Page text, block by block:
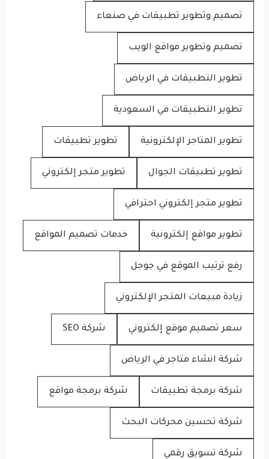
تصميم وتطوير تطبيقات في صنعاء
تصميم وتطوير مواقع الويب
تطوير التطبيقات في الرياض
تطوير التطبيقات في السعودية
تطوير المتاجر الإلكترونية تطوير تطبيقات
تطوير تطبيقات الجوال تطوير متجر إلكتروني
تطوير متجر إلكتروني احترافي
تطوير مواقع إلكترونية خدمات تصميم المواقع
رفع ترتيب الموقع في جوجل
زيادة مبيعات المتجر الإلكتروني
سعر تصميم موقع إلكتروني شركة SEO
شركة انشاء متاجر في الرياض
شركة برمجة تطبيقات شركة برمجة مواقع
شركة تحسين محركات البحث
شركة تسويق رقمي